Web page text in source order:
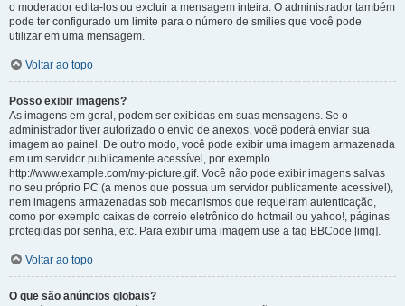
o moderador edita-los ou excluir a mensagem inteira. O administrador também
pode ter configurado um limite para o número de smilies que você pode
utilizar em uma mensagem.
Voltar ao topo
Posso exibir imagens?
As imagens em geral, podem ser exibidas em suas mensagens. Se o
administrador tiver autorizado o envio de anexos, você poderá enviar sua
imagem ao painel. De outro modo, você pode exibir uma imagem armazenada
em um servidor publicamente acessível, por exemplo
http://www.example.com/my-picture.gif. Você não pode exibir imagens salvas
no seu próprio PC (a menos que possua um servidor publicamente acessível),
nem imagens armazenadas sob mecanismos que requeiram autenticação,
como por exemplo caixas de correio eletrônico do hotmail ou yahoo!, páginas
protegidas por senha, etc. Para exibir uma imagem use a tag BBCode [img].
Voltar ao topo
O que são anúncios globais?